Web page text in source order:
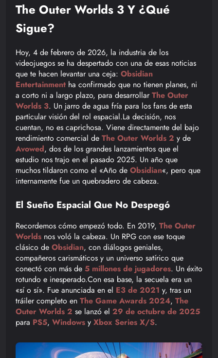
The Outer Worlds 3 Y ¿Qué
Sigue?
Hoy, 4 de febrero de 2026, la industria de los
videojuegos se ha despertado con una de esas noticias
que te hacen levantar una ceja: Obsidian
Entertainment ha confirmado que no tienen planes, ni
a corto ni a largo plazo, para desarrollarThe Outer
Worlds 3. Un jarro de agua fría para los fans de esta
particular visión del rol espacial.La decisión, nos
cuentan, no es caprichosa. Viene directamente del bajo
rendimiento comercial de The Outer Worlds 2 y de
Avowed, dos de los grandes lanzamientos que el
estudio nos trajo en el pasado 2025. Un año que
muchos tildaron como el «Año de Obsidian«, pero que
internamente fue un quebradero de cabeza.
El Sueño Espacial Que No Despegó
Recordemos cómo empezó todo. En 2019, The Outer
Worlds nos voló la cabeza. Un RPG con ese toque
clásico de Obsidian, con diálogos geniales,
compañeros carismáticos y un universo satírico que
conectó con más de 5 millones de jugadores. Un éxito
rotundo e inesperado.Con esa base, la secuela era un
«sí o sí». Fue anunciada en el E3 de 2021 y, tras un
tráiler completo en The Game Awards 2024, The
Outer Worlds 2 se lanzó el 29 de octubre de 2025
para PS5, Windows y Xbox Series X/S.